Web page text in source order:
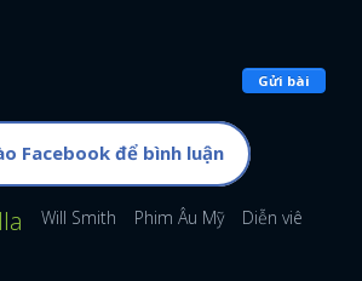
Gửi bài
Facebook để bình luận
Will Smith Phim Âu Mỹ Diễn viên Âu Mỹ